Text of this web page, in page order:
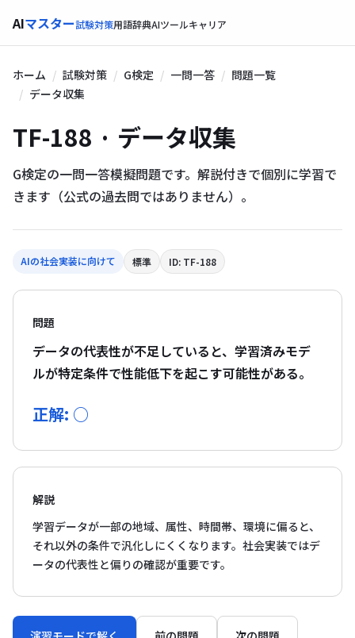
AIマスター試験対策用語辞典AIツールキャリア
ホーム 試験対策 G検定 一問一答
問題一覧
データ収集
TF-188 · データ収集
G検定の一問一答模擬問題です。解説付きで個別に学習で
きます（公式の過去問ではありません）。
AIの社会実装に向けて 標準 ID: TF-188
問題
データの代表性が不足していると、学習済みモデ
ルが特定条件で性能低下を起こす可能性がある。
正解: ○
解説
学習データが一部の地域、属性、時間帯、環境に偏ると、
それ以外の条件で汎化しにくくなります。社会実装ではデ
ータの代表性と偏りの確認が重要です。